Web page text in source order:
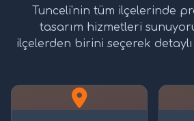
Tunceli'nin tüm ilçelerinde
tasarım hizmetleri
ilçelerden birini seçerek